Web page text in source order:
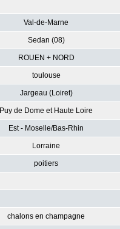
Val-de-Marne
Sedan (08)
ROUEN + NORD
toulouse
Jargeau (Loiret)
Puy de Dome et Haute Loire
Est - Moselle/Bas-Rhin
Lorraine
poitiers
chalons en champagne